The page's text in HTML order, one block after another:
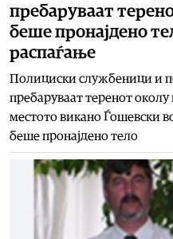
пребаруваат
беше пронајдено
распаѓање
Полициски службеници и
пребаруваат теренот околу
местото викано Ѓошевски
беше пронајдено тело